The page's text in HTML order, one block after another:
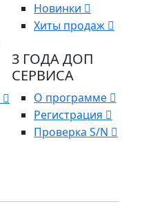
Новинки
Хиты продаж
3 ГОДА ДОП
СЕРВИСА
О программе
Регистрация
Проверка S/N